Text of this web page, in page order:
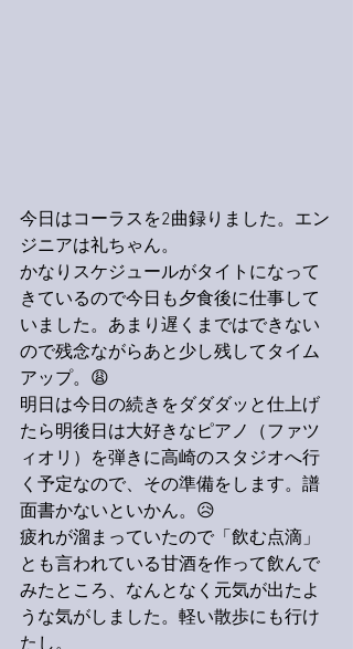
今日はコーラスを2曲録りました。エン
ジニアは礼ちゃん。
かなりスケジュールがタイトになって
きているので今日も夕食後に仕事して
いました。あまり遅くまではできない
ので残念ながらあと少し残してタイム
アップ。😩
明日は今日の続きをダダダッと仕上げ
たら明後日は大好きなピアノ（ファツ
ィオリ）を弾きに高崎のスタジオへ行
く予定なので、その準備をします。譜
面書かないといかん。😥
疲れが溜まっていたので「飲む点滴」
とも言われている甘酒を作って飲んで
みたところ、なんとなく元気が出たよ
うな気がしました。軽い散歩にも行け
たし。